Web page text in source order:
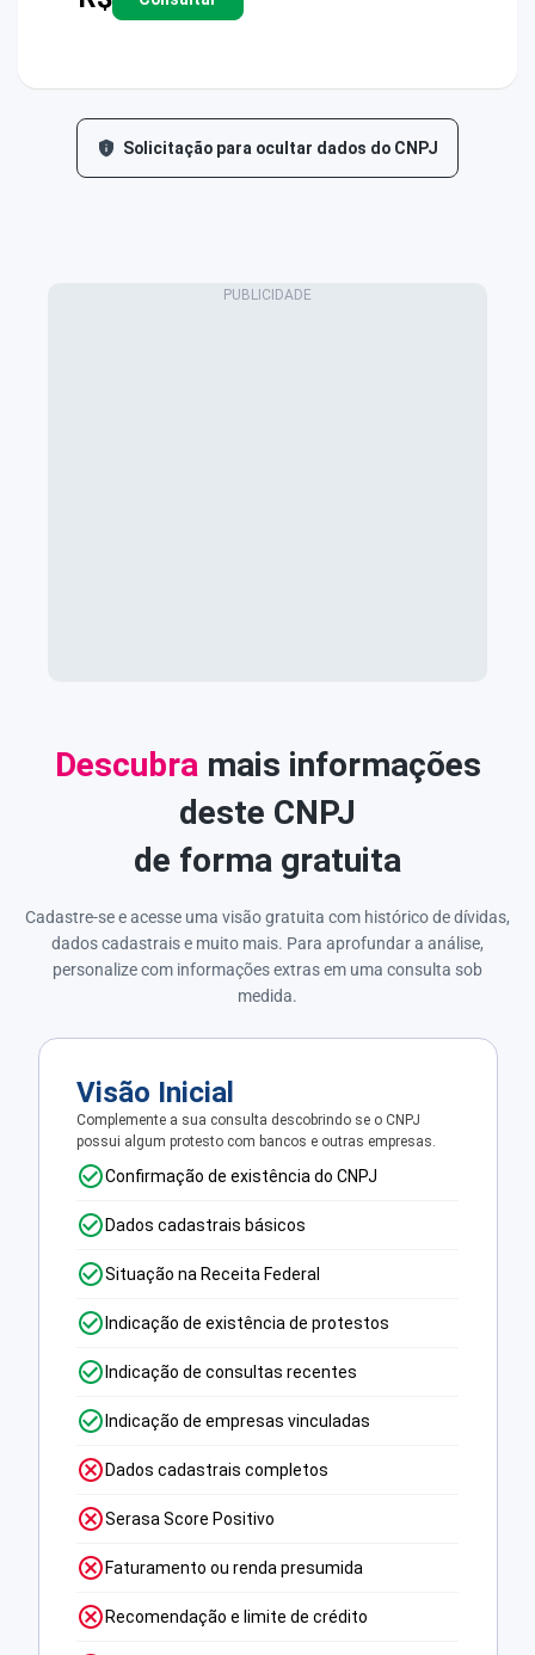
Solicitação para ocultar dados do CNPJ
Descubra mais informações
deste CNPJ
de forma gratuita
Cadastre-se e acesse uma visão gratuita com histórico de dívidas,
dados cadastrais e muito mais. Para aprofundar a análise,
personalize com informações extras em uma consulta sob
medida.
Visão Inicial
Complemente a sua consulta descobrindo se o CNPJ
possui algum protesto com bancos e outras empresas.
Confirmação de existência do CNPJ
Dados cadastrais básicos
Situação na Receita Federal
Indicação de existência de protestos
Indicação de consultas recentes
Indicação de empresas vinculadas
Dados cadastrais completos
Serasa Score Positivo
Faturamento ou renda presumida
Recomendação e limite de crédito